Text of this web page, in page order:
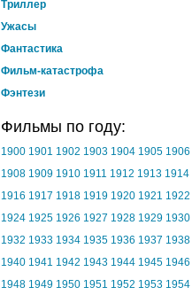
Триллер
Ужасы
Фантастика
Фильм-катастрофа
Фэнтези
Фильмы по году:
1900 1901 1902 1903 1904 1905 1906
1908 1909 1910 1911 1912 1913 1914
1916 1917 1918 1919 1920 1921 1922
1924 1925 1926 1927 1928 1929 1930
1932 1933 1934 1935 1936 1937 1938
1940 1941 1942 1943 1944 1945 1946
1948 1949 1950 1951 1952 1953 1954